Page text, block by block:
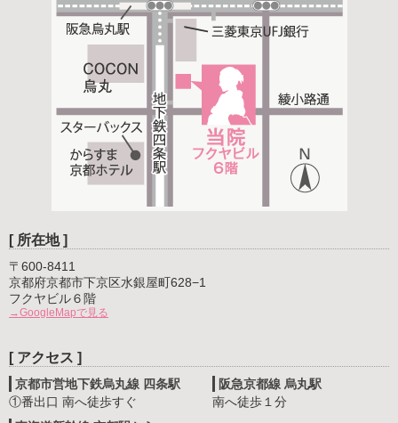
[ 所在地 ]
〒600-8411
京都府京都市下京区水銀屋町628−1
フクヤビル６階
→GoogleMapで見る
[ アクセス ]
京都市営地下鉄烏丸線 四条駅
①番出口 南へ徒歩すぐ
阪急京都線 烏丸駅
南へ徒歩１分